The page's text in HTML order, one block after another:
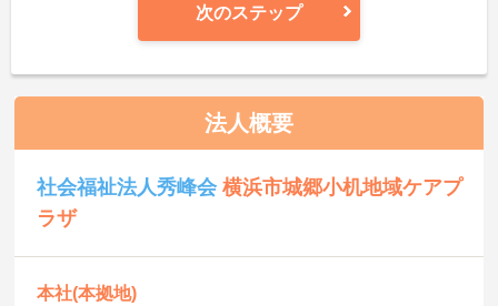
次のステップ
法人概要
社会福祉法人秀峰会横浜市城郷小机地域ケアプ
ラザ
本社(本拠地)